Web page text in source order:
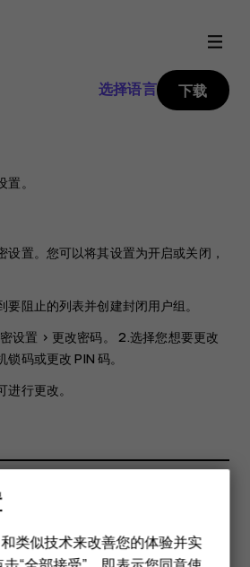
选择语言 下载
。
设置。您可以将其设置为开启或关闭，
阻止的列表并创建封闭用户组。
设置 > 更改密码。 2.选择您想要更改
锁码或更改 PIN 码。
行更改。
助？
类似技术来改善您的体验并实